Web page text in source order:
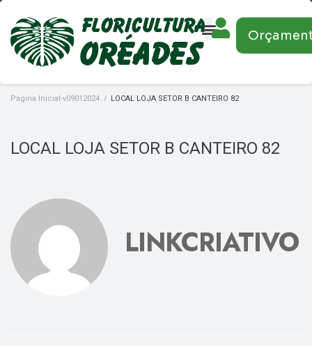
Página Inicial-v09012024 / LOCAL LOJA SETOR B CANTEIRO 82
LOCAL LOJA SETOR B CANTEIRO 82
LINKCRIATIVO